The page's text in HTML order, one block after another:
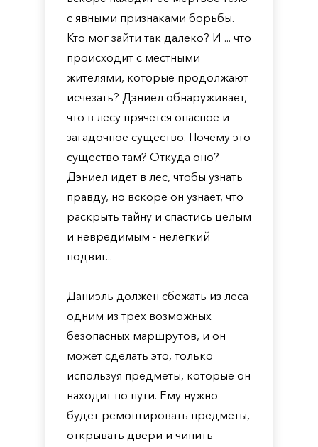
с явными признаками борьбы.
Кто мог зайти так далеко? И ... что
происходит с местными
жителями, которые продолжают
исчезать? Дэниел обнаруживает,
что в лесу прячется опасное и
загадочное существо. Почему это
существо там? Откуда оно?
Дэниел идет в лес, чтобы узнать
правду, но вскоре он узнает, что
раскрыть тайну и спастись целым
и невредимым - нелегкий
подвиг...
Даниэль должен сбежать из леса
одним из трех возможных
безопасных маршрутов, и он
может сделать это, только
используя предметы, которые он
находит по пути. Ему нужно
будет ремонтировать предметы,
открывать двери и чинить